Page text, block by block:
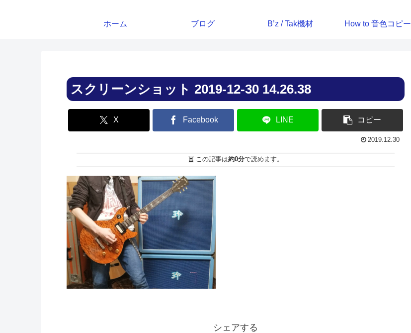
ホーム ブログ B’z / Tak機材 How to 音色コピー
スクリーンショット 2019-12-30 14.26.38
X Facebook LINE コピー
2019.12.30
この記事は約0分で読めます。
シェアする